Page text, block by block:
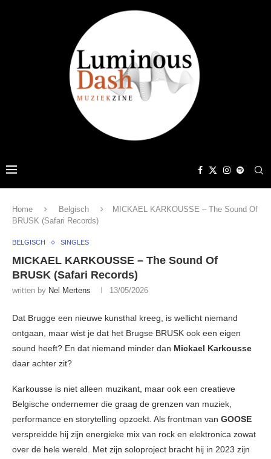
Home Belgisch
MICKAEL KARKOUSSE – The Sound Of
BRUSK (Safari Records)
BELGISCH SINGLES
MICKAEL KARKOUSSE – The Sound Of
BRUSK (Safari Records)
written by Nel Mertens 13/05/2026
Dat Brugge een nieuwe kunsthal kreeg, is wellicht niemand
ontgaan, maar wist je dat het Brugse BRUSK ook een eigen
sound heeft? En dat niemand minder dan Mickael Karkousse
daar achter zit?
Karkousse is niet alleen muzikant, maar ook een creatieve
Belgische ondernemer die graag de grenzen van muziek,
performance en storytelling opzoekt. Als frontman van GOOSE
verspreidde hij zijn energieke mix van rock en elektronica zowat
over de hele wereld. Met zijn soloproject bracht hij in 2023 zijn